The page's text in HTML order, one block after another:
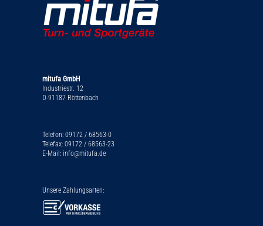
mitufa GmbH
Industriestr. 12
D-91187 Röttenbach
Telefon: 09172 / 68563-0
Telefax: 09172 / 68563-23
E-Mail: info@mitufa.de
Unsere Zahlungsarten: